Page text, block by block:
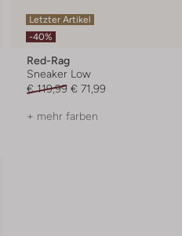
Letzter Artikel
-40%
Red-Rag
Sneaker Low
€ 119,99 € 71,99
+ mehr farben